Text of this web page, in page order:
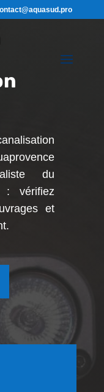
du
: vérifiez
et